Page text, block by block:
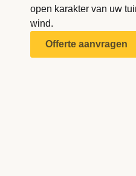
open karakter van uw
wind.
Offerte aanvragen